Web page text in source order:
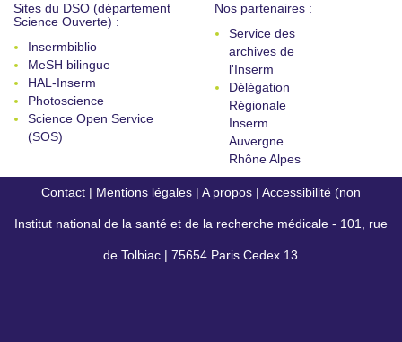
Sites du DSO (département
Science Ouverte) :
Insermbiblio
MeSH bilingue
HAL-Inserm
Photoscience
Science Open Service
(SOS)
Nos partenaires :
Service des
archives de
l'Inserm
Délégation
Régionale
Inserm
Auvergne
Rhône Alpes
Contact | Mentions légales | A propos | Accessibilité (non
conforme)
Institut national de la santé et de la recherche médicale - 101, rue
de Tolbiac | 75654 Paris Cedex 13